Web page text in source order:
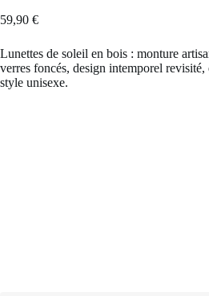
59,90 €
Lunettes de soleil en bois : monture
verres foncés, design intemporel
style unisexe.